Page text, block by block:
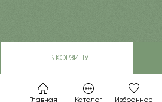
Главная Каталог Избранное
В КОРЗИНУ